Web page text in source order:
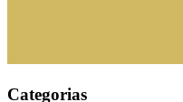
Categorias